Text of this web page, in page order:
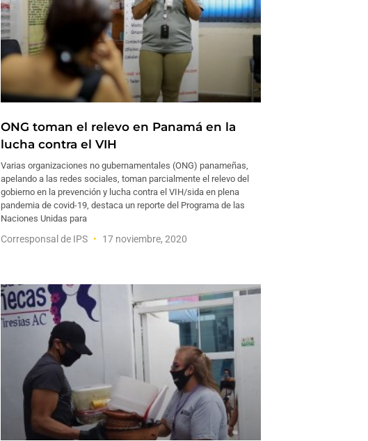
ONG toman el relevo en Panamá en la
lucha contra el VIH
Varias organizaciones no gubernamentales (ONG) panameñas,
apelando a las redes sociales, toman parcialmente el relevo del
gobierno en la prevención y lucha contra el VIH/sida en plena
pandemia de covid-19, destaca un reporte del Programa de las
Naciones Unidas para
Corresponsal de IPS 17 noviembre, 2020